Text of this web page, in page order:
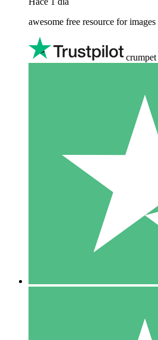
awesome free resource for
crumpet